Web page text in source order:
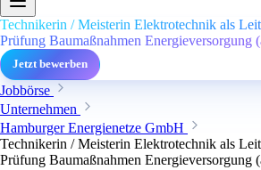
Technikerin / Meisterin Elektrotechnik als
Prüfung Baumaßnahmen Energieversorgung
Jetzt bewerben
Jobbörse
Unternehmen
Hamburger Energienetze GmbH
Technikerin / Meisterin Elektrotechnik als
Prüfung Baumaßnahmen Energieversorgung